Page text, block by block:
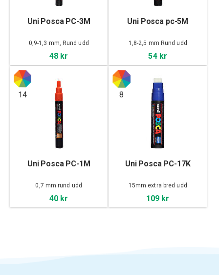
Uni Posca PC-3M
0,9-1,3 mm, Rund udd
48 kr
Uni Posca pc-5M
1,8-2,5 mm Rund udd
54 kr
14
Uni Posca PC-1M
0,7 mm rund udd
40 kr
8
Uni Posca PC-17K
15mm extra bred udd
109 kr